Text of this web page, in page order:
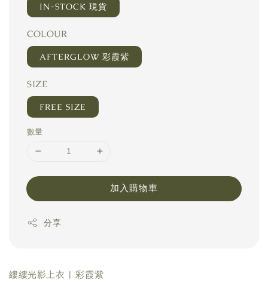
IN-STOCK 現貨
COLOUR
AFTERGLOW 彩霞紫
SIZE
FREE SIZE
數量
加入購物車
分享
縷縷光影上衣 | 彩霞紫